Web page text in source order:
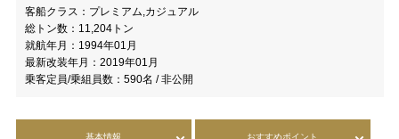
客船クラス： プレミアム,カジュアル
総トン数： 11,204トン
就航年月： 1994年01月
最新改装年月： 2019年01月
乗客定員/乗組員数： 590名 / 非公開